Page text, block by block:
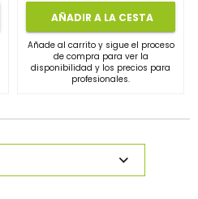
AÑADIR A LA CESTA
Añade al carrito y sigue el proceso
de compra para ver la
disponibilidad y los precios para
profesionales.